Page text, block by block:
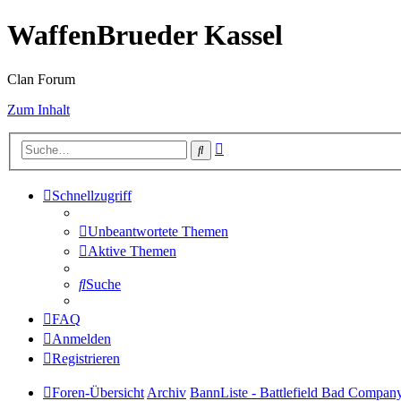
WaffenBrueder Kassel
Clan Forum
Zum Inhalt
Suche
Schnellzugriff
Unbeantwortete Themen
Aktive Themen
Suche
FAQ
Anmelden
Registrieren
Foren-ÜbersichtArchiv BannListe - Battlefield Bad